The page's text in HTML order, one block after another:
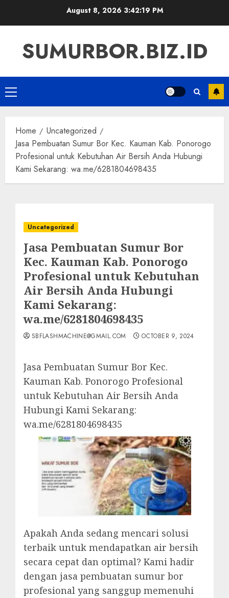
August 8, 2026 3:42:20 PM
SUMURBOR.BIZ.ID
Primary
Menu
Home
Uncategorized
Jasa Pembuatan Sumur Bor Kec. Kauman Kab. Ponorogo
Profesional untuk Kebutuhan Air Bersih Anda Hubungi
Kami Sekarang: wa.me/6281804698435
Uncategorized
Jasa Pembuatan Sumur Bor
Kec. Kauman Kab. Ponorogo
Profesional untuk Kebutuhan
Air Bersih Anda Hubungi
Kami Sekarang:
wa.me/6281804698435
SBFLASHMACHINE@GMAIL.COM OCTOBER 9, 2024
Jasa Pembuatan Sumur Bor Kec.
Kauman Kab. Ponorogo Profesional
untuk Kebutuhan Air Bersih Anda
Hubungi Kami Sekarang:
wa.me/6281804698435
Apakah Anda sedang mencari solusi
terbaik untuk mendapatkan air bersih
secara cepat dan optimal? Kami hadir
dengan jasa pembuatan sumur bor
profesional yang sanggup memenuhi